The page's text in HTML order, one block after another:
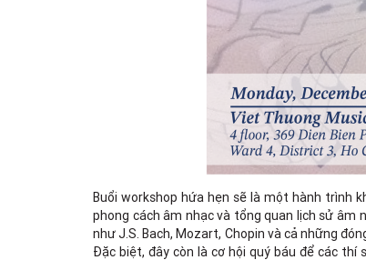
Buổi workshop hứa hẹn sẽ là một hành trình
phong cách âm nhạc và tổng quan lịch sử âm
như J.S. Bach, Mozart, Chopin và cả những
Đặc biệt, đây còn là cơ hội quý báu để các